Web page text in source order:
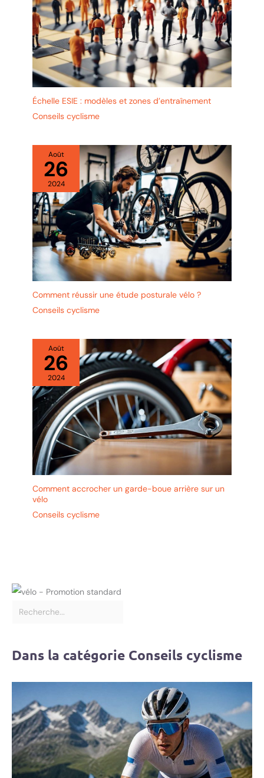
Échelle ESIE : modèles et zones d’entraînement
Conseils cyclisme
Août
26
2024
Comment réussir une étude posturale vélo ?
Conseils cyclisme
Août
26
2024
Comment accrocher un garde-boue arrière sur un
vélo
Conseils cyclisme
Dans la catégorie Conseils cyclisme